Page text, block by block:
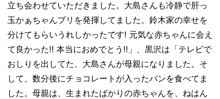
立ち会わせていただきました。大島さんも冷静で肝っ
玉かぁちゃんプリを発揮してました。鈴木家の幸せを
分けてもらいうれしかったです! 元気な赤ちゃんに会え
て良かった!! 本当におめでとう!!」、黒沢は「テレビで
おしりを出してた、大島さんが母親になりました。そ
して、数分後にチョコレートが入ったパンを食べてま
した。母親は、生まれたばかりの赤ちゃんを、ねはん